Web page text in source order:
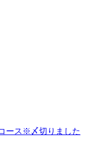
ース※〆切りました